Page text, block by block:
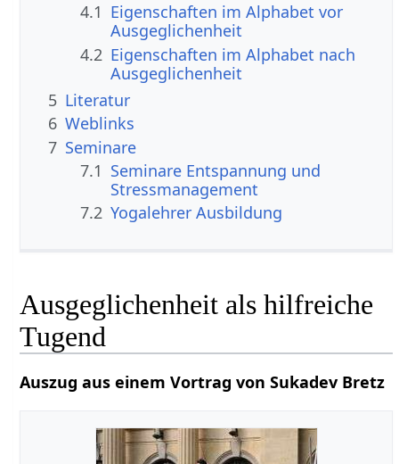
4.1 Eigenschaften im Alphabet vor
Ausgeglichenheit
4.2 Eigenschaften im Alphabet nach
Ausgeglichenheit
5 Literatur
6 Weblinks
7 Seminare
7.1 Seminare Entspannung und
Stressmanagement
7.2 Yogalehrer Ausbildung
Ausgeglichenheit als hilfreiche
Tugend
Auszug aus einem Vortrag von Sukadev Bretz